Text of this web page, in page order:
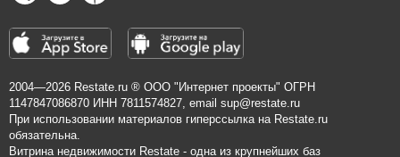
2004—2026 Restate.ru ® ООО "Интернет проекты" ОГРН
1147847086870 ИНН 7811574827, email sup@restate.ru
При использовании материалов гиперссылка на Restate.ru
обязательна.
Витрина недвижимости Restate - одна из крупнейших баз